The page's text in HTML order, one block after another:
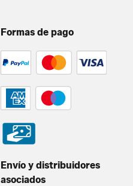
Formas de pago
Envío y distribuidores
asociados